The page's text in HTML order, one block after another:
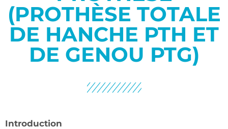
(PROTHÈSE TOTALE
DE HANCHE PTH ET
DE GENOU PTG)
Introduction